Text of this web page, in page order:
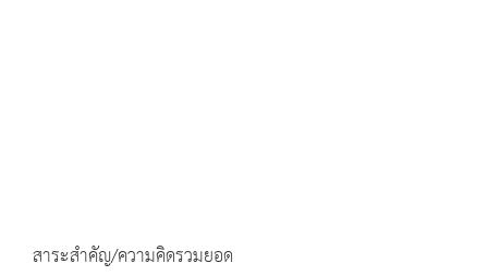
สาระสำคัญ/ความคิดรวมยอด